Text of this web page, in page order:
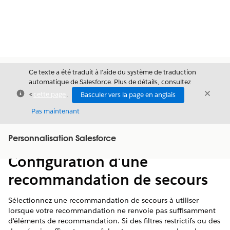
Fermer
Ce texte a été traduit à l’aide du système de traduction
automatique de Salesforce. Plus de détails, consultez
<cette page .
Basculer vers la page en anglais
Pas maintenant
Fermer
Personnalisation Salesforce
Afficher la table des matières
Table des
Configuration d'une
recommandation de secours
Sélectionnez une recommandation de secours à utiliser
lorsque votre recommandation ne renvoie pas suffisamment
d'éléments de recommandation. Si des filtres restrictifs ou des